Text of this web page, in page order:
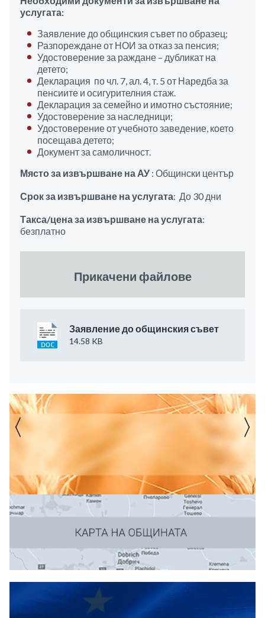
услугата:
Заявление до общинския съвет по образец;
Разпореждане от НОИ за отказ за пенсия;
Удостоверение за раждане – дубликат на
детето;
Декларация по чл. 7, ал. 4, т. 5 от Наредба за
пенсиите и осигурителния стаж.
Декларация за семейно и имотно състояние;
Удостоверение за наследници;
Удостоверение от учебното заведение, което
посещава детето;
Документ за самоличност.
Място за извършване на АУ : Общински център
Срок за извършване на услугата: До 30 дни
Такса/цена за извършване на услугата:
безплатно
Прикачени файлове
Заявление до общинския съвет
14.58 KB